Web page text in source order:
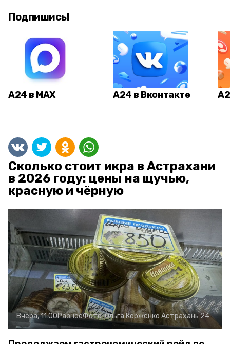
Подпишись!
А24 в MAX А24 в Вконтакте
Сколько стоит икра в Астрахани
в 2026 году: цены на щучью,
красную и чёрную
Вчера, 11:00РазноеФото:Ольга Корженко Астрахань 24